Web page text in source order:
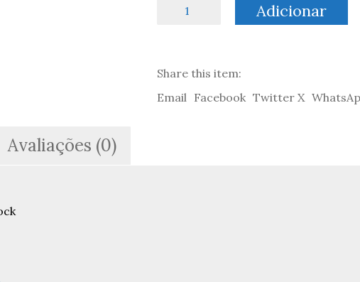
Ilha
do
Adicionar
Share this item:
Email Facebook Twitter X
Avaliações (0)